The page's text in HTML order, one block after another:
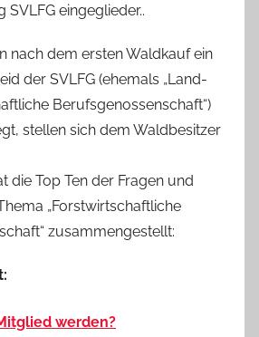
SVLFG eingeglieder..
nach dem ersten Waldkauf ein
der SVLFG (ehemals „Land-
Berufsgenossenschaft“)
stellen sich dem Waldbesitzer
die Top Ten der Fragen und
„Forstwirtschaftliche
zusammengestellt:
werden?